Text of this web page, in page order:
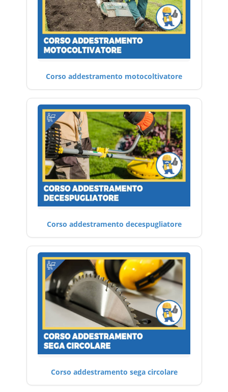
Corso addestramento motocoltivatore
Corso addestramento decespugliatore
Corso addestramento sega circolare